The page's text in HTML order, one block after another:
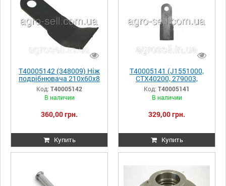
T40005142 (348009) Ніж
подрібнювача 210х60х8
d=25.5 Gaspardo
Код: T40005142
В наличии
360,00 грн.
Купить
T40005141 (J1551000,
CTX40200, 279003,
6060002) Ніж
подрібнювача прямий
205х50,
Код: T40005141
В наличии
329,00 грн.
Купить